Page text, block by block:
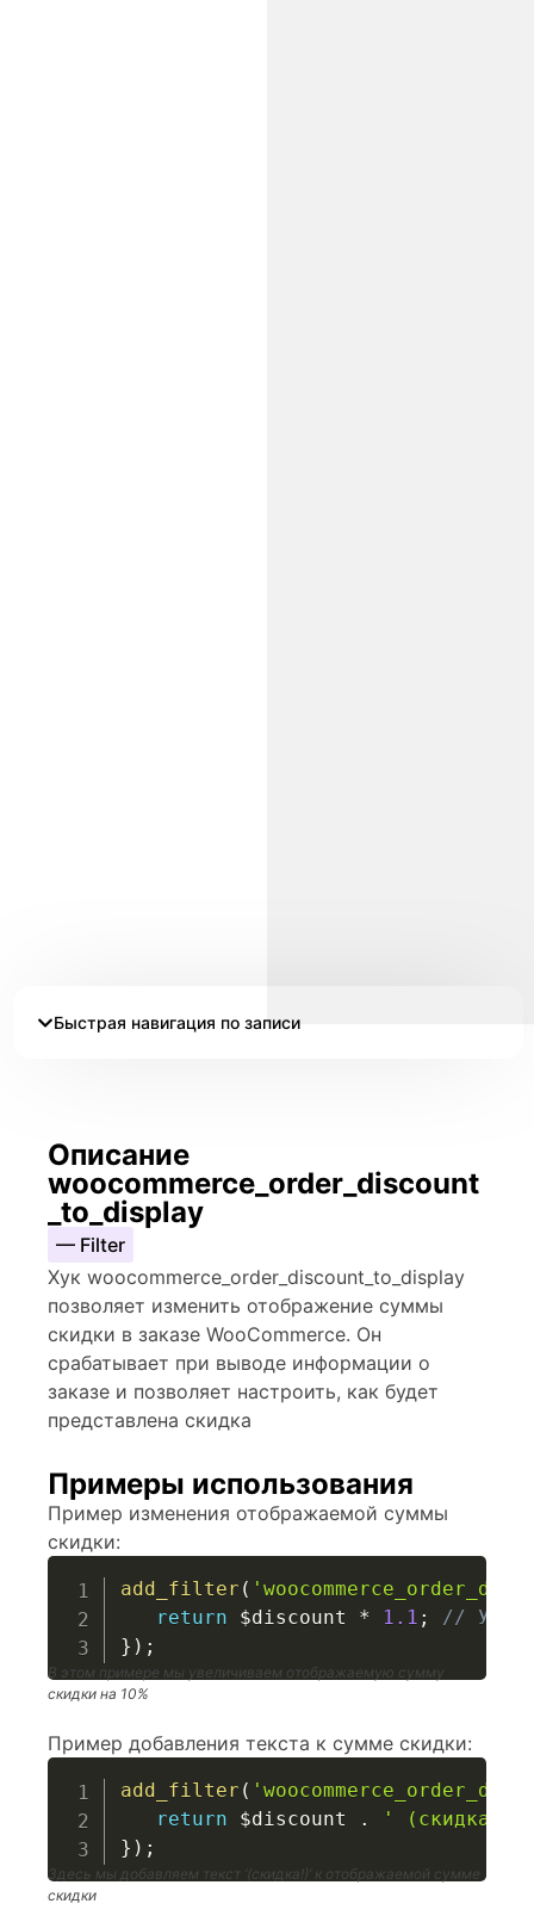
Быстрая навигация по записи
Описание
woocommerce_order_discount
_to_display
— Filter
Хук woocommerce_order_discount_to_display
позволяет изменить отображение суммы
скидки в заказе WooCommerce. Он
срабатывает при выводе информации о
заказе и позволяет настроить, как будет
представлена скидка
Примеры использования
Пример изменения отображаемой суммы
скидки:
add_filter (
return
$discount * 1.1 ;
//
} ) ;
В этом примере мы увеличиваем отображаемую сумму
скидки на 10%
Пример добавления текста к сумме скидки:
add_filter (
return
$discount . ' (скидка!)'
} ) ;
Здесь мы добавляем текст ‘(скидка!)’ к отображаемой сумме
скидки